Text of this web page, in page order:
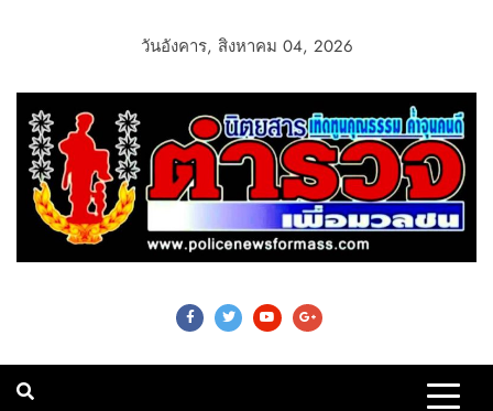
วันอังคาร, สิงหาคม 04, 2026
Police News For
Mass